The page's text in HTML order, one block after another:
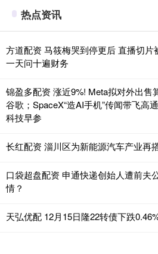
热点资讯
方道配资 马筱梅哭到停更后 直播切
一天问十遍财务
锦盈多配资 涨近9%! Meta拟对外出售
谷歌；SpaceX“造AI手机”传闻带飞高
科技早参
长红配资 淄川区为新能源汽车产业再
口袋超盘配资 申通快递创始人遭前夫
情？
天弘优配 12月15日隆22转债下跌